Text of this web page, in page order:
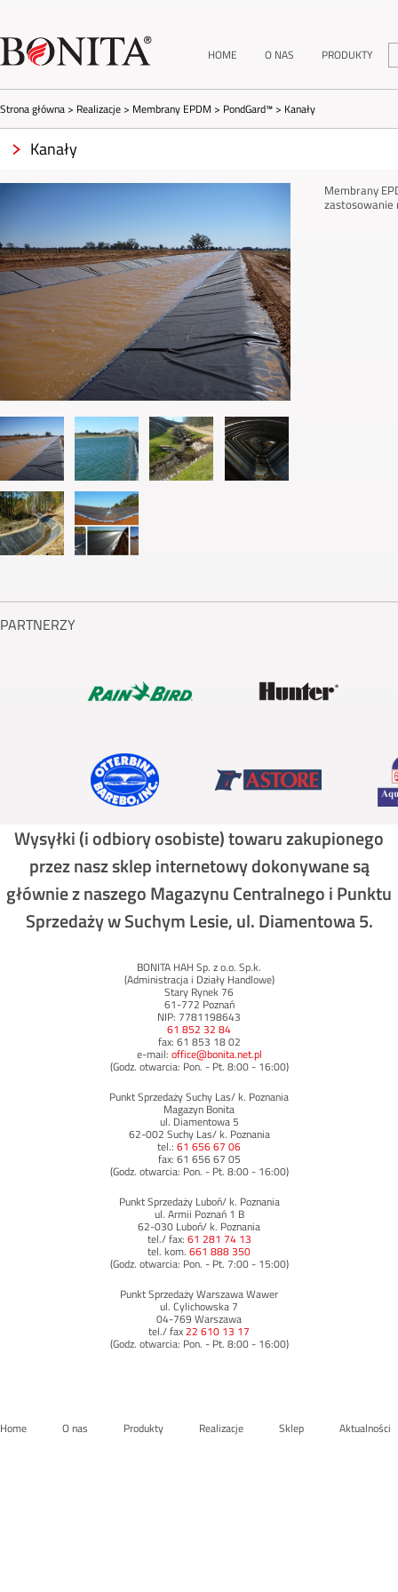
HOME O NAS PRODUKTY
Strona główna > Realizacje > Membrany EPDM > PondGard™ > Kanały
Kanały
Membrany
zastosowanie
PARTNERZY
Wysyłki (i odbiory osobiste) towaru zakupionego
przez nasz sklep internetowy dokonywane są
głównie z naszego Magazynu Centralnego i Punktu
Sprzedaży w Suchym Lesie, ul. Diamentowa 5.
BONITA HAH Sp. z o.o. Sp.k.
(Administracja i Działy Handlowe)
Stary Rynek 76
61-772 Poznań
NIP: 7781198643
61 852 32 84
fax: 61 853 18 02
e-mail: office@bonita.net.pl
(Godz. otwarcia: Pon. - Pt. 8:00 - 16:00)
Punkt Sprzedaży Suchy Las/ k. Poznania
Magazyn Bonita
ul. Diamentowa 5
62-002 Suchy Las/ k. Poznania
tel.: 61 656 67 06
fax: 61 656 67 05
(Godz. otwarcia: Pon. - Pt. 8:00 - 16:00)
Punkt Sprzedaży Luboń/ k. Poznania
ul. Armii Poznań 1 B
62-030 Luboń/ k. Poznania
tel./ fax: 61 281 74 13
tel. kom. 661 888 350
(Godz. otwarcia: Pon. - Pt. 7:00 - 15:00)
Punkt Sprzedaży Warszawa Wawer
ul. Cylichowska 7
04-769 Warszawa
tel./ fax22 610 13 17
(Godz. otwarcia: Pon. - Pt. 8:00 - 16:00)
Home O nas Produkty Realizacje Sklep Aktualności